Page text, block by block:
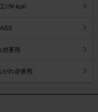
/ t∀-kμn
@蒼熊
がれ@蒼熊